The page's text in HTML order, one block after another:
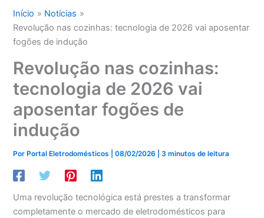
Início
Notícias
Revolução nas cozinhas: tecnologia de 2026 vai aposentar
fogões de indução
Revolução nas cozinhas:
tecnologia de 2026 vai
aposentar fogões de
indução
PorPortal Eletrodomésticos |08/02/2026 |3 minutos de leitura
Uma revolução tecnológica está prestes a transformar
completamente o mercado de eletrodomésticos para